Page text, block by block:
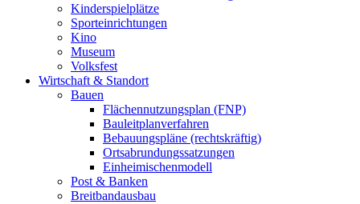
Kinderspielplätze
Sporteinrichtungen
Kino
Museum
Volksfest
Wirtschaft & Standort
Bauen
Flächennutzungsplan (FNP)
Bauleitplanverfahren
Bebauungspläne (rechtskräftig)
Ortsabrundungssatzungen
Einheimischenmodell
Post & Banken
Breitbandausbau